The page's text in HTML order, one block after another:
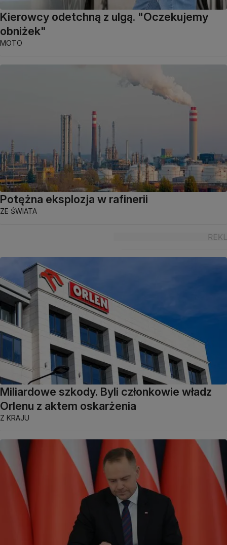
Kierowcy odetchną z ulgą. "Oczekujemy
obniżek"
MOTO
Potężna eksplozja w rafinerii
ZE ŚWIATA
Miliardowe szkody. Byli członkowie władz
Orlenu z aktem oskarżenia
Z KRAJU